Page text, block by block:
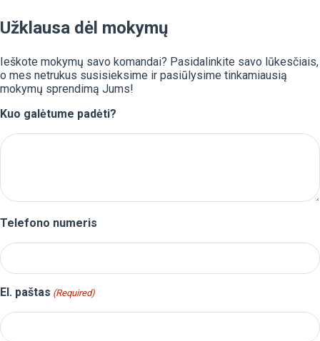
Užklausa dėl mokymų
Ieškote mokymų savo komandai? Pasidalinkite savo lūkesčiais,
o mes netrukus susisieksime ir pasiūlysime tinkamiausią
mokymų sprendimą Jums!
Kuo galėtume padėti?
Telefono numeris
El. paštas (Required)